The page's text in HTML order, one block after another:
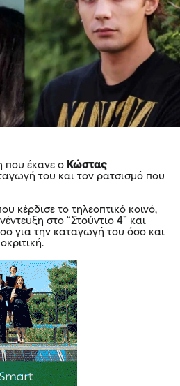
που έκανε ο Κώστας
του και τον ρατσισμό που
κέρδισε το τηλεοπτικό κοινό,
στο “Στούντιο 4” και
για την καταγωγή του όσο και